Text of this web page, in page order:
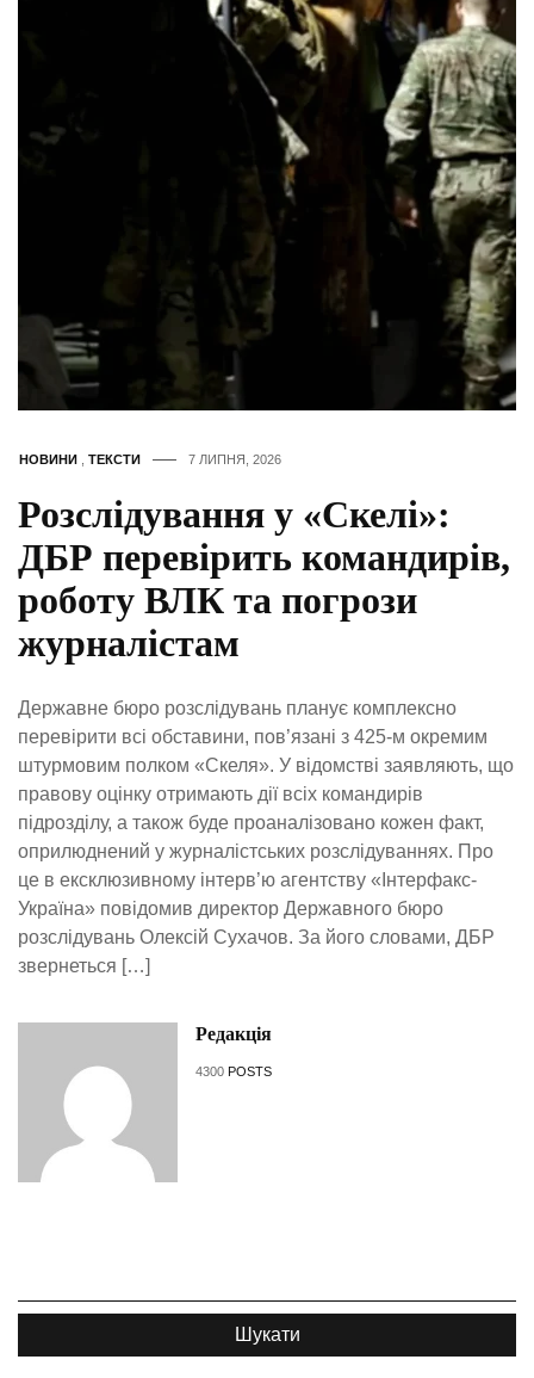
НОВИНИ ТЕКСТИ 7 ЛИПНЯ, 2026
Розслідування у «Скелі»:
ДБР перевірить командирів,
роботу ВЛК та погрози
журналістам
Державне бюро розслідувань планує комплексно
перевірити всі обставини, пов’язані з 425-м окремим
штурмовим полком «Скеля». У відомстві заявляють, що
правову оцінку отримають дії всіх командирів
підрозділу, а також буде проаналізовано кожен факт,
оприлюднений у журналістських розслідуваннях. Про
це в ексклюзивному інтерв’ю агентству «Інтерфакс-
Україна» повідомив директор Державного бюро
розслідувань Олексій Сухачов. За його словами, ДБР
звернеться […]
Редакція
4300 POSTS